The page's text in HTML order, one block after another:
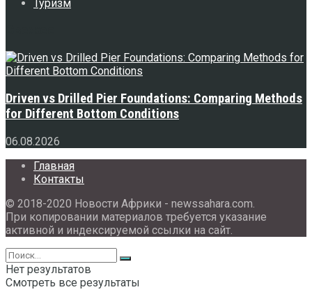
Туризм
Driven vs Drilled Pier Foundations: Comparing Methods
for Different Bottom Conditions
06.08.2026
Главная
Контакты
© 2018-2020 Новости Африки - newssahara.com.
При копировании материалов требуется указание
активной и индексируемой ссылки на сайт.
Нет результатов
Смотреть все результаты